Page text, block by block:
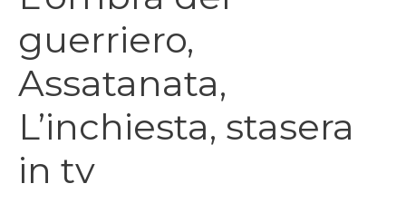
guerriero,
Assatanata,
L’inchiesta, stasera
in tv